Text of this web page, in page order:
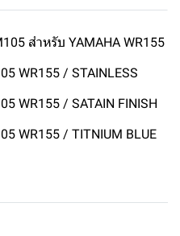
สำหรับ YAMAHA WR155
WR155 / STAINLESS
WR155 / SATAIN FINISH
WR155 / TITNIUM BLUE